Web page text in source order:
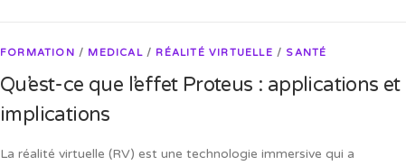
FORMATION / MEDICAL/ RÉALITÉ VIRTUELLE / SANTÉ
Qu’est-ce que l’effet Proteus : applications et
implications
La réalité virtuelle (RV) est une technologie immersive qui a